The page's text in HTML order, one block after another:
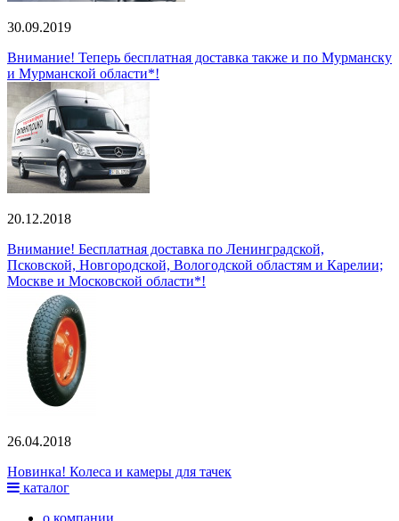
30.09.2019
Внимание! Теперь бесплатная доставка также и по Мурманску
и Мурманской области*!
20.12.2018
Внимание! Бесплатная доставка по Ленинградской,
Псковской, Новгородской, Вологодской областям и Карелии;
Москве и Московской области*!
26.04.2018
Новинка! Колеса и камеры для тачек
каталог